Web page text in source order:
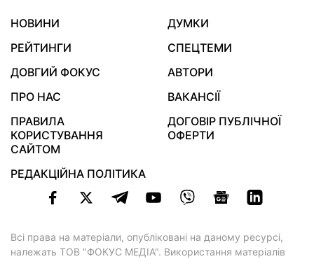
НОВИНИ
ДУМКИ
РЕЙТИНГИ
СПЕЦТЕМИ
ДОВГИЙ ФОКУС
АВТОРИ
ПРО НАС
ВАКАНСІЇ
ПРАВИЛА
КОРИСТУВАННЯ
САЙТОМ
ДОГОВІР ПУБЛІЧНОЇ
ОФЕРТИ
РЕДАКЦІЙНА ПОЛІТИКА
Всі права на матеріали, опубліковані на даному ресурсі,
належать ТОВ "ФОКУС МЕДІА". Використання матеріалів